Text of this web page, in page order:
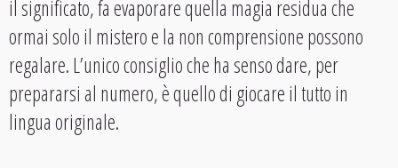
il significato, fa evaporare quella magia residua che
ormai solo il mistero e la non comprensione possono
regalare. L’unico consiglio che ha senso dare, per
prepararsi al numero, è quello di giocare il tutto in
lingua originale.